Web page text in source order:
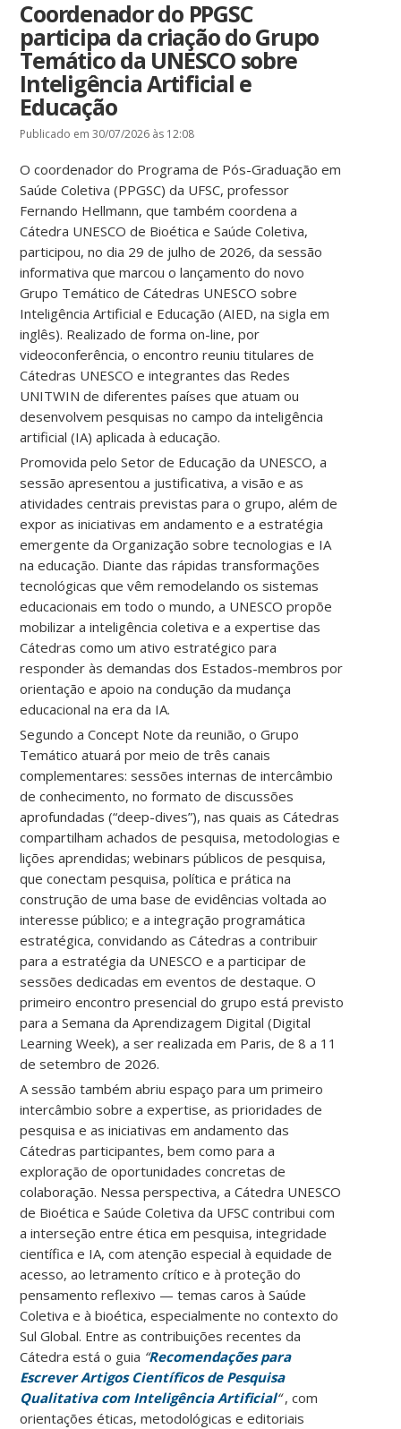
Coordenador do PPGSC
participa da criação do Grupo
Temático da UNESCO sobre
Inteligência Artificial e
Educação
Publicado em 30/07/2026 às 12:08
O coordenador do Programa de Pós-Graduação em
Saúde Coletiva (PPGSC) da UFSC, professor
Fernando Hellmann, que também coordena a
Cátedra UNESCO de Bioética e Saúde Coletiva,
participou, no dia 29 de julho de 2026, da sessão
informativa que marcou o lançamento do novo
Grupo Temático de Cátedras UNESCO sobre
Inteligência Artificial e Educação (AIED, na sigla em
inglês). Realizado de forma on-line, por
videoconferência, o encontro reuniu titulares de
Cátedras UNESCO e integrantes das Redes
UNITWIN de diferentes países que atuam ou
desenvolvem pesquisas no campo da inteligência
artificial (IA) aplicada à educação.
Promovida pelo Setor de Educação da UNESCO, a
sessão apresentou a justificativa, a visão e as
atividades centrais previstas para o grupo, além de
expor as iniciativas em andamento e a estratégia
emergente da Organização sobre tecnologias e IA
na educação. Diante das rápidas transformações
tecnológicas que vêm remodelando os sistemas
educacionais em todo o mundo, a UNESCO propõe
mobilizar a inteligência coletiva e a expertise das
Cátedras como um ativo estratégico para
responder às demandas dos Estados-membros por
orientação e apoio na condução da mudança
educacional na era da IA.
Segundo a Concept Note da reunião, o Grupo
Temático atuará por meio de três canais
complementares: sessões internas de intercâmbio
de conhecimento, no formato de discussões
aprofundadas (“deep-dives”), nas quais as Cátedras
compartilham achados de pesquisa, metodologias e
lições aprendidas; webinars públicos de pesquisa,
que conectam pesquisa, política e prática na
construção de uma base de evidências voltada ao
interesse público; e a integração programática
estratégica, convidando as Cátedras a contribuir
para a estratégia da UNESCO e a participar de
sessões dedicadas em eventos de destaque. O
primeiro encontro presencial do grupo está previsto
para a Semana da Aprendizagem Digital (Digital
Learning Week), a ser realizada em Paris, de 8 a 11
de setembro de 2026.
A sessão também abriu espaço para um primeiro
intercâmbio sobre a expertise, as prioridades de
pesquisa e as iniciativas em andamento das
Cátedras participantes, bem como para a
exploração de oportunidades concretas de
colaboração. Nessa perspectiva, a Cátedra UNESCO
de Bioética e Saúde Coletiva da UFSC contribui com
a interseção entre ética em pesquisa, integridade
científica e IA, com atenção especial à equidade de
acesso, ao letramento crítico e à proteção do
pensamento reflexivo — temas caros à Saúde
Coletiva e à bioética, especialmente no contexto do
Sul Global. Entre as contribuições recentes da
Cátedra está o guia “Recomendações para
Escrever Artigos Científicos de Pesquisa
Qualitativa com Inteligência Artificial“, com
orientações éticas, metodológicas e editoriais